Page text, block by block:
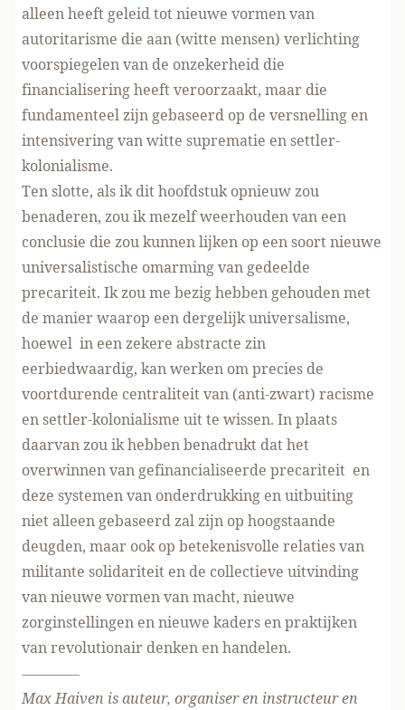
alleen heeft geleid tot nieuwe vormen van
autoritarisme die aan (witte mensen) verlichting
voorspiegelen van de onzekerheid die
financialisering heeft veroorzaakt, maar die
fundamenteel zijn gebaseerd op de versnelling en
intensivering van witte suprematie en settler-
kolonialisme.
Ten slotte, als ik dit hoofdstuk opnieuw zou
benaderen, zou ik mezelf weerhouden van een
conclusie die zou kunnen lijken op een soort nieuwe
universalistische omarming van gedeelde
precariteit. Ik zou me bezig hebben gehouden met
de manier waarop een dergelijk universalisme,
hoewel in een zekere abstracte zin
eerbiedwaardig, kan werken om precies de
voortdurende centraliteit van (anti-zwart) racisme
en settler-kolonialisme uit te wissen. In plaats
daarvan zou ik hebben benadrukt dat het
overwinnen van gefinancialiseerde precariteit en
deze systemen van onderdrukking en uitbuiting
niet alleen gebaseerd zal zijn op hoogstaande
deugden, maar ook op betekenisvolle relaties van
militante solidariteit en de collectieve uitvinding
van nieuwe vormen van macht, nieuwe
zorginstellingen en nieuwe kaders en praktijken
van revolutionair denken en handelen.
————
Max Haiven is auteur, organiser en instructeur en